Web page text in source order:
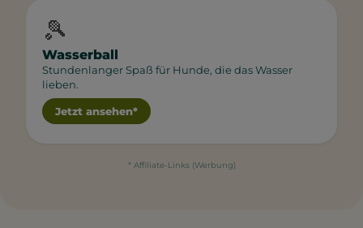
🎾
Wasserball
Stundenlanger Spaß für Hunde, die das Wasser
lieben.
Jetzt ansehen*
* Affiliate-Links (Werbung)